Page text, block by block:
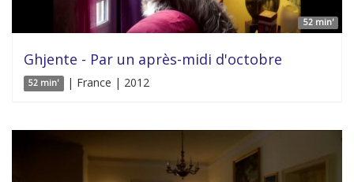
52 min'
Ghjente - Par un après-midi d'octobre
52 min' | France | 2012